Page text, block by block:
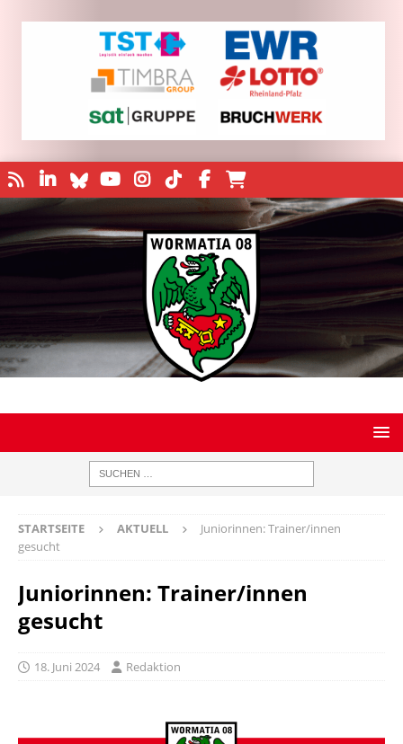
STARTSEITE AKTUELL
Juniorinnen: Trainer/innen
gesucht
Juniorinnen: Trainer/innen
gesucht
18. Juni 2024 Redaktion